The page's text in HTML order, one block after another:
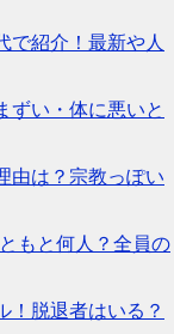
で紹介！最新や人
ずい・体に悪いと
由は？宗教っぽい
もと何人？全員の
！脱退者はいる？